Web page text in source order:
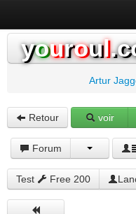
youroul
Artur
Retour voir
Forum
Test Free 200